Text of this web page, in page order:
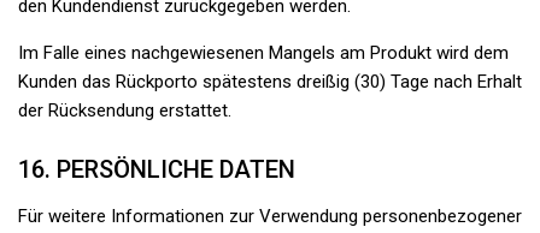
den Kundendienst zurückgegeben werden.
Im Falle eines nachgewiesenen Mangels am Produkt wird dem
Kunden das Rückporto spätestens dreißig (30) Tage nach Erhalt
der Rücksendung erstattet.
16. PERSÖNLICHE DATEN
Für weitere Informationen zur Verwendung personenbezogener